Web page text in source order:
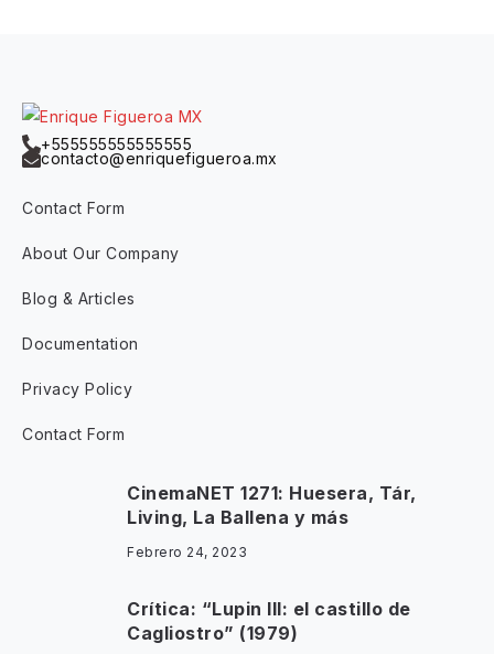
+555555555555555
contacto@enriquefigueroa.mx
Contact Form
About Our Company
Blog & Articles
Documentation
Privacy Policy
Contact Form
CinemaNET 1271: Huesera, Tár,
Living, La Ballena y más
Febrero 24, 2023
Crítica: “Lupin III: el castillo de
Cagliostro” (1979)